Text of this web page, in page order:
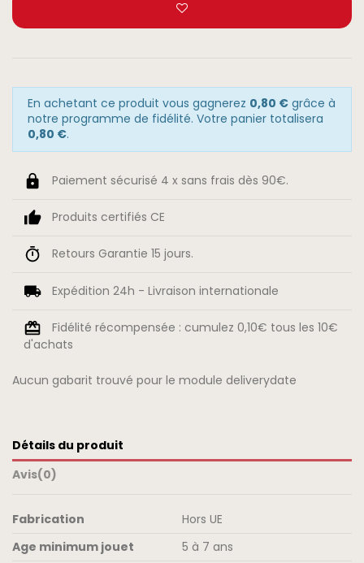
En achetant ce produit vous gagnerez 0,80 €grâce à
notre programme de fidélité. Votre panier totalisera
0,80 €.
Paiement sécurisé 4 x sans frais dès 90€.
Produits certifiés CE
Retours Garantie 15 jours.
Expédition 24h - Livraison internationale
Fidélité récompensée : cumulez 0,10€ tous les 10€
d'achats
Aucun gabarit trouvé pour le module deliverydate
Détails du produit
Avis(0)
Fabrication
Hors UE
Age minimum jouet
5 à 7 ans